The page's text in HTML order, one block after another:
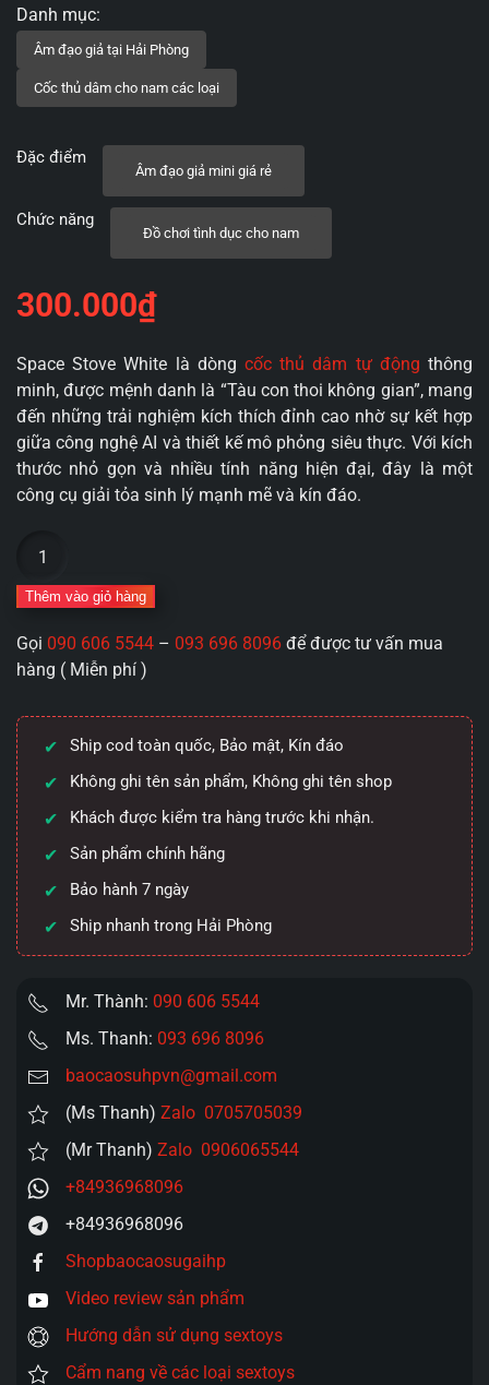
Đặc điểm
Âm đạo giả mini giá rẻ
Chức năng
Đồ chơi tình dục cho nam
300.000₫
Space Stove White là dòng cốc thủ dâm tự động thông
minh, được mệnh danh là “Tàu con thoi không gian”, mang
đến những trải nghiệm kích thích đỉnh cao nhờ sự kết hợp
giữa công nghệ AI và thiết kế mô phỏng siêu thực. Với kích
thước nhỏ gọn và nhiều tính năng hiện đại, đây là một
công cụ giải tỏa sinh lý mạnh mẽ và kín đáo.
dâm
mại
giá
Space
Stove
White
nhỏ
gọn
số
lượng
Thêm vào giỏ hàng
Gọi 090 606 5544 – 093 696 8096 để được tư vấn mua
hàng ( Miễn phí )
Ship cod toàn quốc, Bảo mật, Kín đáo
Không ghi tên sản phẩm, Không ghi tên shop
Khách được kiểm tra hàng trước khi nhận.
Sản phẩm chính hãng
Bảo hành 7 ngày
Ship nhanh trong Hải Phòng
Mr. Thành: 090 606 5544
Ms. Thanh: 093 696 8096
baocaosuhpvn@gmail.com
(Ms Thanh) Zalo 0705705039
(Mr Thanh) Zalo 0906065544
+84936968096
+84936968096
Shopbaocaosugaihp
Video review sản phẩm
Hướng dẫn sử dụng sextoys
Cẩm nang về các loại sextoys